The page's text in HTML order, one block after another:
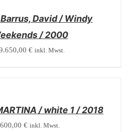
David / Windy
/ 2000
€ inkl. Mwst.
/ white 1 / 2018
600,00 € inkl. Mwst.